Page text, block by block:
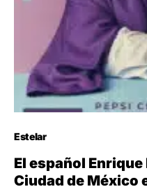
Estelar
El español
Ciudad de México